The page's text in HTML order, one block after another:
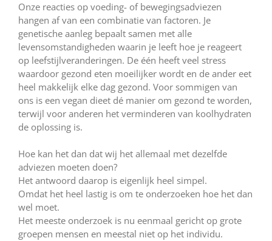
Onze reacties op voeding- of bewegingsadviezen
hangen af van een combinatie van factoren. Je
genetische aanleg bepaalt samen met alle
levensomstandigheden waarin je leeft hoe je reageert
op leefstijlveranderingen. De één heeft veel stress
waardoor gezond eten moeilijker wordt en de ander eet
heel makkelijk elke dag gezond. Voor sommigen van
ons is een vegan dieet dé manier om gezond te worden,
terwijl voor anderen het verminderen van koolhydraten
de oplossing is.
Hoe kan het dan dat wij het allemaal met dezelfde
adviezen moeten doen?
Het antwoord daarop is eigenlijk heel simpel.
Omdat het heel lastig is om te onderzoeken hoe het dan
wel moet.
Het meeste onderzoek is nu eenmaal gericht op grote
groepen mensen en meestal niet op het individu.